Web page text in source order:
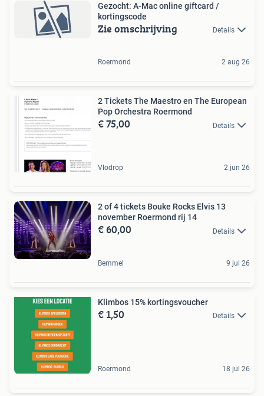
Gezocht: A-Mac online giftcard /
kortingscode
Zie omschrijving Details
Roermond 2 aug 26
2 Tickets The Maestro en The European
Pop Orchestra Roermond
€ 75,00 Details
Vlodrop 2 jun 26
2 of 4 tickets Bouke Rocks Elvis 13
november Roermond rij 14
€ 60,00 Details
Bemmel 9 jul 26
Klimbos 15% kortingsvoucher
€ 1,50 Details
Roermond 18 jul 26